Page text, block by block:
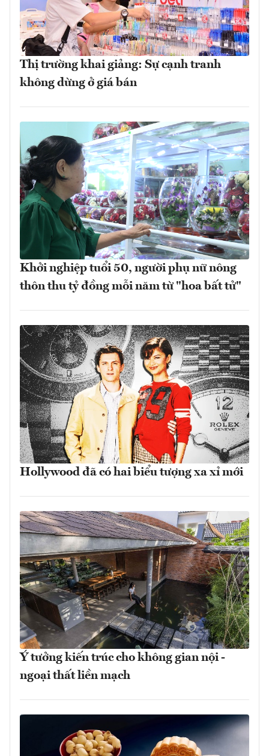
Thị trường khai giảng: Sự cạnh tranh
không dừng ở giá bán
Khởi nghiệp tuổi 50, người phụ nữ nông
thôn thu tỷ đồng mỗi năm từ "hoa bất tử"
Hollywood đã có hai biểu tượng xa xỉ mới
Ý tưởng kiến trúc cho không gian nội -
ngoại thất liền mạch